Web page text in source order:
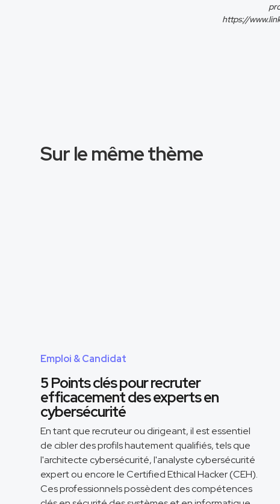
https://
Sur le même thème
Emploi & Candidat
5 Points clés pour recruter
efficacement des experts en
cybersécurité
En tant que recruteur ou dirigeant, il est essentiel
de cibler des profils hautement qualifiés, tels que
l'architecte cybersécurité, l'analyste cybersécurité
expert ou encore le Certified Ethical Hacker (CEH).
Ces professionnels possèdent des compétences